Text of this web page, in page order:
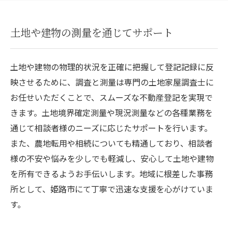
土地や建物の測量を通じてサポート
土地や建物の物理的状況を正確に把握して登記記録に反
映させるために、調査と測量は専門の土地家屋調査士に
お任せいただくことで、スムーズな不動産登記を実現で
きます。土地境界確定測量や現況測量などの各種業務を
通じて相談者様のニーズに応じたサポートを行います。
また、農地転用や相続についても精通しており、相談者
様の不安や悩みを少しでも軽減し、安心して土地や建物
を所有できるようお手伝いします。地域に根差した事務
所として、姫路市にて丁寧で迅速な支援を心がけていま
す。